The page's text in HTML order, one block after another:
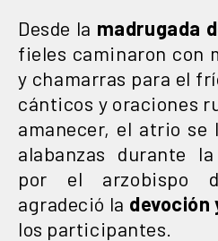
Desde la madrugada
fieles caminaron con
y chamarras para el
cánticos y oraciones
amanecer, el atrio se
alabanzas durante
por el arzobispo
agradeció la devoción
los participantes.